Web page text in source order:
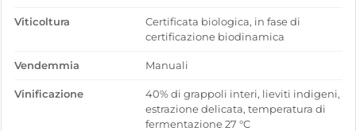
Viticoltura
Certificata biologica, in fase di
certificazione biodinamica
Vendemmia Manuali
Vinificazione
40% di grappoli interi, lieviti indigeni,
estrazione delicata, temperatura di
fermentazione 27 °C